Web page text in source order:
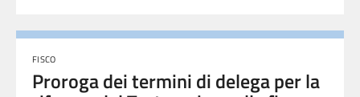
FISCO
Proroga dei termini di delega per la